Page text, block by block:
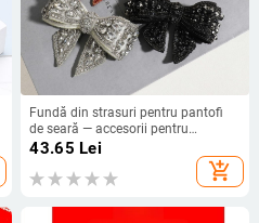
Fundă din strasuri pentru pantofi
de seară — accesorii pentru
încălțăminte, decor cu pietre
43.65 Lei
add_shopping_cart